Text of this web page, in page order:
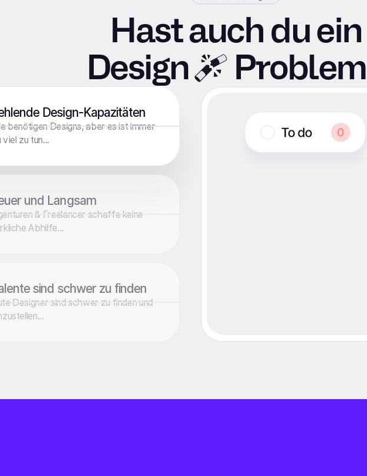
Hast auch du ein
Design
Design-Kapazitäten
benötigen Designs, aber es ist immer
viel zu tun...
und Langsam
& Freelancer schaffe keine
Abhilfe...
sind schwer zu finden
Designer sind schwer zu finden und